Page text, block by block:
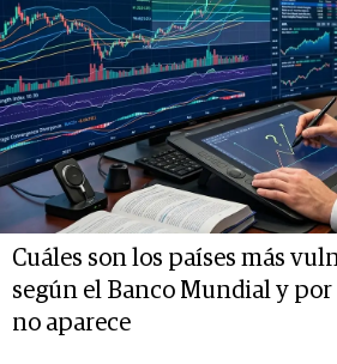
Cuáles son los países más
según el Banco Mundial y
no aparece